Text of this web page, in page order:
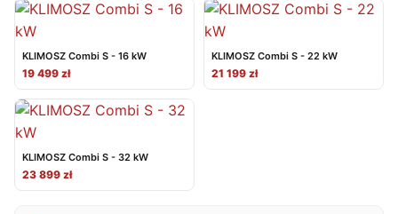
KLIMOSZ Combi S - 16 kW
19 499 zł
KLIMOSZ Combi S - 22 kW
21 199 zł
KLIMOSZ Combi S - 32 kW
23 899 zł